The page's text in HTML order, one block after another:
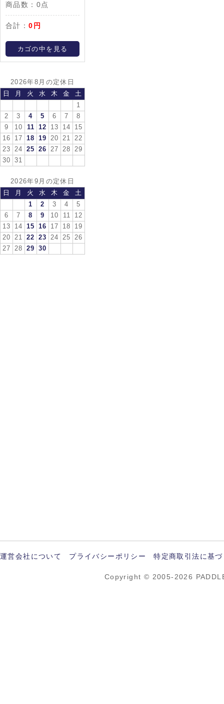
商品数： 0点
合計：0円
カゴの中を見る
2026年8月の定休日
日
月 火 水 木 金
土
1
2
3 4 5 6 7
8
9
10 11 12 13 14
15
16
17 18 19 20 21
22
23
24 25 26 27 28
29
30
31
2026年9月の定休日
日
月 火 水 木 金
土
1
2 3 4
5
6
7 8 9 10 11
12
13
14 15 16 17 18
19
20
21 22 23 24 25
26
27
28 29 30
運営会社について プライバシーポリシー 特定商取引法に基
Copyright © 2005-2026